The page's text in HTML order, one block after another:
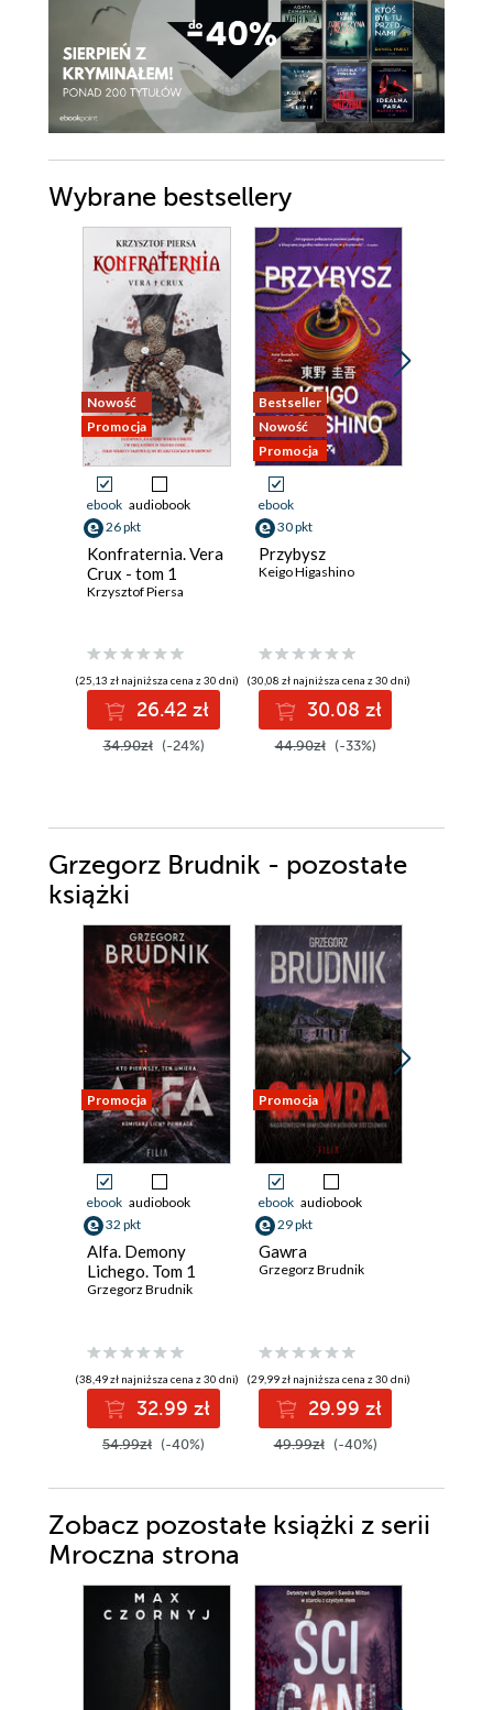
Wybrane bestsellery
Nowość
Promocja
ebook audiobook
26 pkt
Konfraternia. Vera
Crux - tom 1
Krzysztof Piersa
(25,13 zł najniższa cena z 30 dni)
26.42 zł
34.90zł (-24%)
Bestseller
Nowość
Promocja
ebook
30 pkt
Przybysz
Keigo Higashino
(30,08 zł najniższa cena z 30 dni)
30.08 zł
44.90zł (-33%)
Grzegorz Brudnik - pozostałe
książki
Promocja
ebook audiobook
32 pkt
Alfa. Demony
Lichego. Tom 1
Grzegorz Brudnik
(38,49 zł najniższa cena z 30 dni)
32.99 zł
54.99zł (-40%)
Promocja
ebook audiobook
29 pkt
Gawra
Grzegorz Brudnik
(29,99 zł najniższa cena z 30 dni)
29.99 zł
49.99zł (-40%)
Zobacz pozostałe książki z serii
Mroczna strona